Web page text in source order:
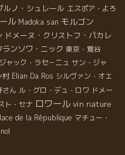
ルノ・シュレール エスポア・よろ
ル Madoka san モルゴン
ドメーヌ・クリストフ・パカレ
ンソワ・ニック 東京・鴬谷
ャック・ラセ－ニュ サン・ジャ
村 Elian Da Ros シルヴァン・オエ
さん ル・グロ・デュ・ロワ ドメー
ト・セナ ロワール vin nature
de la République マチュー・